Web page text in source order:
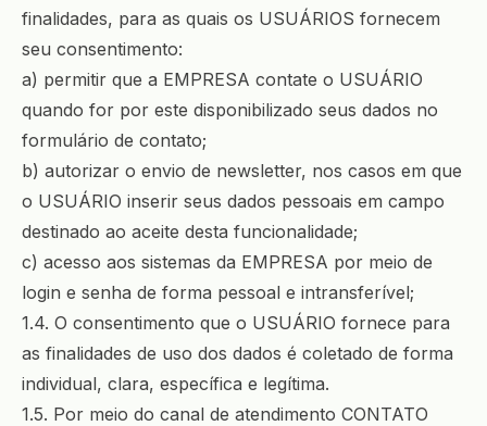
finalidades, para as quais os USUÁRIOS fornecem
seu consentimento:
a) permitir que a EMPRESA contate o USUÁRIO
quando for por este disponibilizado seus dados no
formulário de contato;
b) autorizar o envio de newsletter, nos casos em que
o USUÁRIO inserir seus dados pessoais em campo
destinado ao aceite desta funcionalidade;
c) acesso aos sistemas da EMPRESA por meio de
login e senha de forma pessoal e intransferível;
1.4. O consentimento que o USUÁRIO fornece para
as finalidades de uso dos dados é coletado de forma
individual, clara, específica e legítima.
1.5. Por meio do canal de atendimento CONTATO